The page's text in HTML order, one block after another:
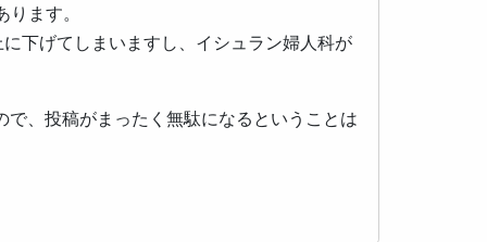
ます。
下げてしまいますし、イシュラン婦人科が
、投稿がまったく無駄になるということは